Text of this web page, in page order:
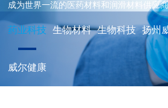
成为世界一流的医药材料和润滑材料供应
药业科技 生物材料 生物科技 扬州
威尔健康